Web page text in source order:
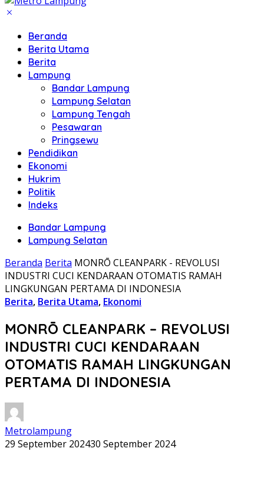
Beranda
Berita Utama
Berita
Lampung
Bandar Lampung
Lampung Selatan
Lampung Tengah
Pesawaran
Pringsewu
Pendidikan
Ekonomi
Hukrim
Politik
Indeks
Bandar Lampung
Lampung Selatan
Beranda Berita MONRŌ CLEANPARK - REVOLUSI
INDUSTRI CUCI KENDARAAN OTOMATIS RAMAH
LINGKUNGAN PERTAMA DI INDONESIA
Berita, Berita Utama, Ekonomi
MONRŌ CLEANPARK – REVOLUSI
INDUSTRI CUCI KENDARAAN
OTOMATIS RAMAH LINGKUNGAN
PERTAMA DI INDONESIA
Metrolampung
29 September 202430 September 2024